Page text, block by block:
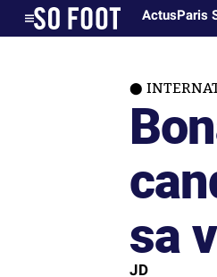
ActusParis
sa
JD